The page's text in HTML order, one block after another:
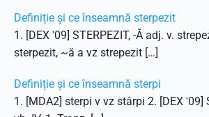
Definiție și ce înseamnă sterpezit
1. [DEX '09] STERPEZIT, -Ă adj. v.
sterpezit, ~ă a vz strepezit […]
Definiție și ce înseamnă sterpi
1. [MDA2] sterpi v vz stârpi 2. [DEX '09]